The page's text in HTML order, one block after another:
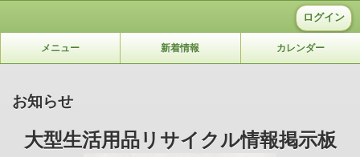
ログイン
メニュー 新着情報 カレンダー
お知らせ
大型生活用品リサイクル情報掲示板